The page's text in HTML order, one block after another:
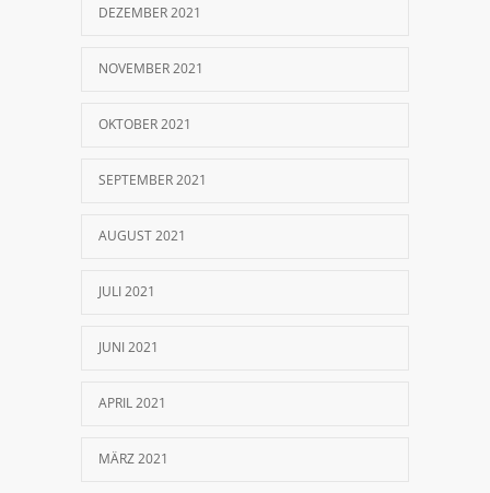
DEZEMBER 2021
NOVEMBER 2021
OKTOBER 2021
SEPTEMBER 2021
AUGUST 2021
JULI 2021
JUNI 2021
APRIL 2021
MÄRZ 2021